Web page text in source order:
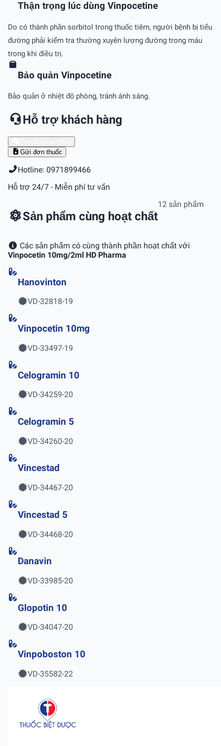
Thận trọng lúc dùng Vinpocetine
Do có thành phần sorbitol trong thuốc tiêm, người bệnh bị tiểu
đường phải kiểm tra thường xuyên lượng đường trong máu
trong khi điều trị.
Bảo quản Vinpocetine
Bảo quản ở nhiệt độ phòng, tránh ánh sáng.
Hỗ trợ khách hàng
Gửi đơn thuốc
Hotline: 0971899466
Hỗ trợ 24/7 - Miễn phí tư vấn
Sản phẩm cùng hoạt chất
12 sản phẩm
Các sản phẩm có cùng thành phần hoạt chất với
Vinpocetin 10mg/2ml HD Pharma
Hanovinton
VD-32818-19
Vinpocetin 10mg
VD-33497-19
Celogramin 10
VD-34259-20
Celogramin 5
VD-34260-20
Vincestad
VD-34467-20
Vincestad 5
VD-34468-20
Danavin
VD-33985-20
Glopotin 10
VD-34047-20
Vinpoboston 10
VD-35582-22